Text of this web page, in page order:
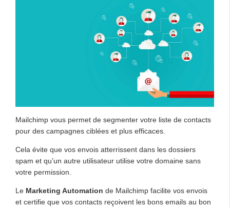
Mailchimp vous permet de segmenter votre liste de contacts
pour des campagnes ciblées et plus efficaces.
Cela évite que vos envois atterrissent dans les dossiers
spam et qu’un autre utilisateur utilise votre domaine sans
votre permission.
Le Marketing Automation de Mailchimp facilite vos envois
et certifie que vos contacts reçoivent les bons emails au bon